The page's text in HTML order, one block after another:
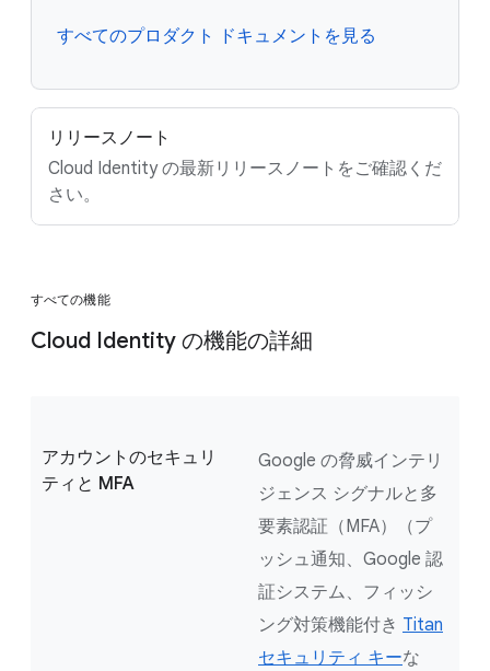
すべてのプロダクト ドキュメントを見る
リリースノート
Cloud Identity の最新リリースノートをご確認くだ
さい。
すべての機能
Cloud Identity の機能の詳細
アカウントのセキュリ
ティと MFA
Google の脅威インテリ
ジェンス シグナルと多
要素認証（MFA）（プ
ッシュ通知、Google 認
証システム、フィッシ
ング対策機能付き Titan
セキュリティ キーな